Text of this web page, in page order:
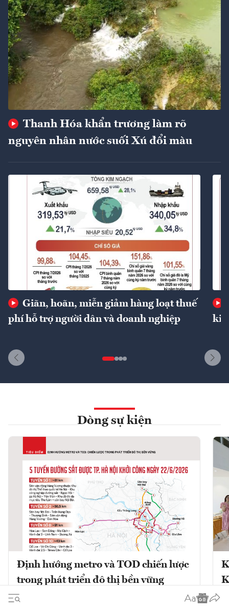
Thanh Hóa khẩn trương làm rõ
nguyên nhân nước suối Xú đổi màu
Giãn, hoãn, miễn giảm hàng loạt thuế
phí hỗ trợ người dân và doanh nghiệp
Dòng sự kiện
Định hướng metro và TOD chiến lược
trong phát triển đô thị bền vững
Phát triển đô thị theo định hướng giao